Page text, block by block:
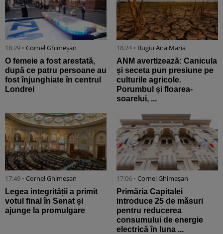
18:29 • Cornel Ghimeșan
O femeie a fost arestată,
după ce patru persoane au
fost înjunghiate în centrul
Londrei
18:24 • Bugiu ⁠Ana Maria
ANM avertizează: Canicula
și seceta pun presiune pe
culturile agricole.
Porumbul și floarea-
soarelui, ...
17:49 • Cornel Ghimeșan
Legea integrității a primit
votul final în Senat și
ajunge la promulgare
17:06 • Cornel Ghimeșan
Primăria Capitalei
introduce 25 de măsuri
pentru reducerea
consumului de energie
electrică în luna ...